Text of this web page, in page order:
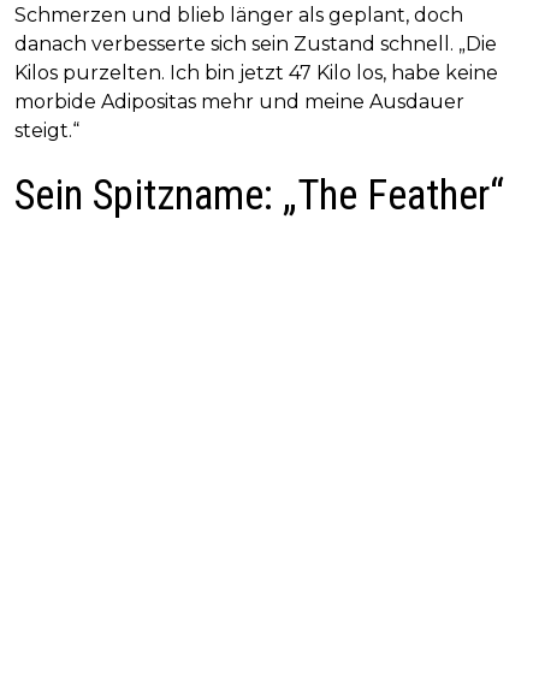
Schmerzen und blieb länger als geplant, doch
danach verbesserte sich sein Zustand schnell. „Die
Kilos purzelten. Ich bin jetzt 47 Kilo los, habe keine
morbide Adipositas mehr und meine Ausdauer
steigt.“
Sein Spitzname: „The Feather“